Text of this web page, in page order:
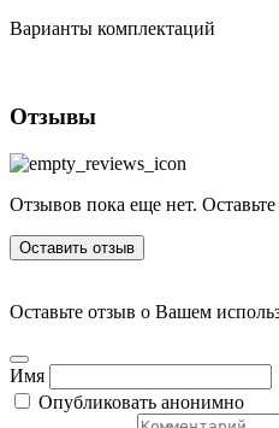
Варианты комплектаций
Отзывы
Отзывов пока еще нет. Оставьте
Оставить отзыв
Оставьте отзыв о Вашем
Имя
Опубликовать анонимно